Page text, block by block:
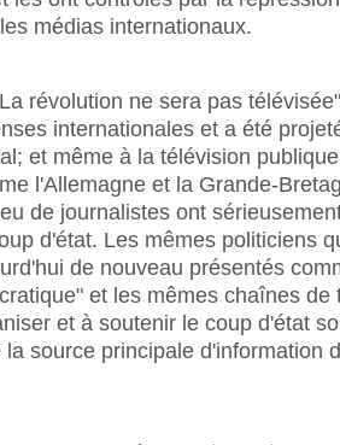
médias internationaux.
révolution ne sera pas
internationales et a été
et même à la télévision
l'Allemagne et la Grande-
de journalistes ont
d'état. Les mêmes politiciens
de nouveau présentés
et les mêmes chaînes de
et à soutenir le coup d'état
source principale d'information